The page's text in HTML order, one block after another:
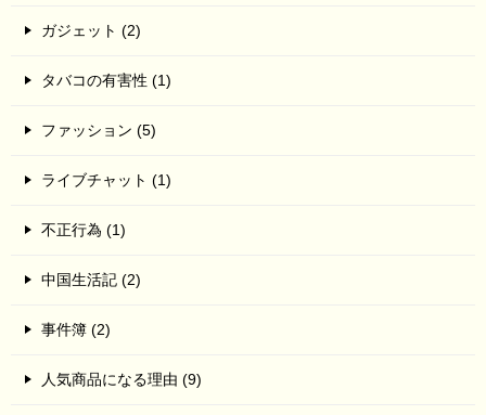
ガジェット (2)
タバコの有害性 (1)
ファッション (5)
ライブチャット (1)
不正行為 (1)
中国生活記 (2)
事件簿 (2)
人気商品になる理由 (9)